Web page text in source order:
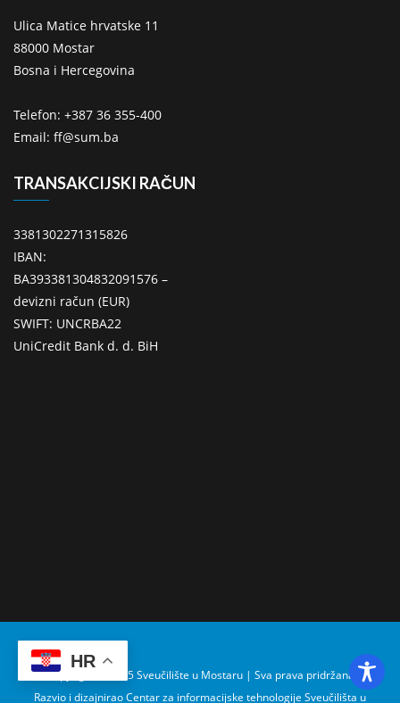
Ulica Matice hrvatske 11
88000 Mostar
Bosna i Hercegovina
Telefon: +387 36 355-400
Email: ff@sum.ba
TRANSAKCIJSKI RAČUN
3381302271315826
IBAN:
BA393381304832091576 –
devizni račun (EUR)
SWIFT: UNCRBA22
UniCredit Bank d. d. BiH
Copyright © 2025 Sveučilište u Mostaru | Sva prava pridržana
Razvio i dizajnirao Centar za informacijske tehnologije Sveučilišta u
HR